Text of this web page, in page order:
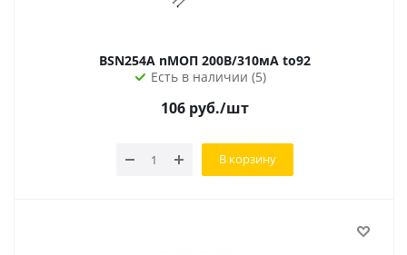
BSN254A nМОП 200В/310мА to92
Есть в наличии (5)
106руб./шт
В корзину